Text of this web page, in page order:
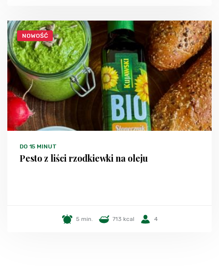
NOWOŚĆ
DO 15 MINUT
Pesto z liści rzodkiewki na oleju
5 min. 713 kcal 4